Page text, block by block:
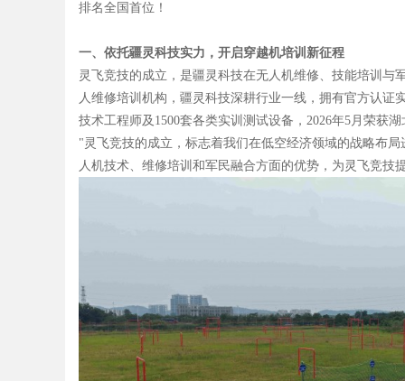
Bo
排名全国首位！
一、依托疆灵科技实力，开启穿越机培训新征程
灵飞竞技的成立，是疆灵科技在无人机维修、技能培训
人维修培训机构，疆灵科技深耕行业一线，拥有官方认证
技术工程师及1500套各类实训测试设备，2026年5月荣获
"灵飞竞技的成立，标志着我们在低空经济领域的战略布
人机技术、维修培训和军民融合方面的优势，为灵飞竞